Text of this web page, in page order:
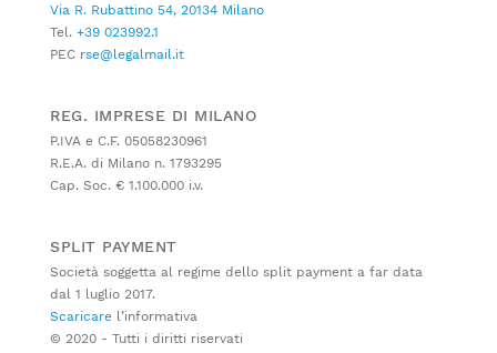
Via R. Rubattino 54, 20134 Milano
Tel. +39 023992.1
PEC rse@legalmail.it
REG. IMPRESE DI MILANO
P.IVA e C.F. 05058230961
R.E.A. di Milano n. 1793295
Cap. Soc. € 1.100.000 i.v.
SPLIT PAYMENT
Società soggetta al regime dello split payment a far data
dal 1 luglio 2017.
Scaricare l’informativa
© 2020 - Tutti i diritti riservati